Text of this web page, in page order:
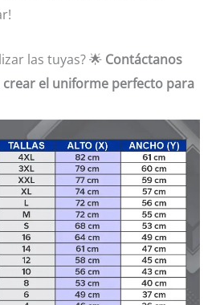
las tuyas? 🌟 Contáctanos
crear el uniforme perfecto para